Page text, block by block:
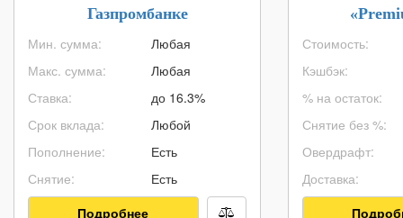
Газпромбанке
Мин. сумма:
Макс. сумма:
Ставка:
Срок вклада:
Пополнение:
Снятие:
Любая
Любая
до 16.3%
Любой
Есть
Есть
Подробнее
Стоимость:
Кэшбэк:
% на остаток:
Снятие без %:
Овердрафт:
Доставка: